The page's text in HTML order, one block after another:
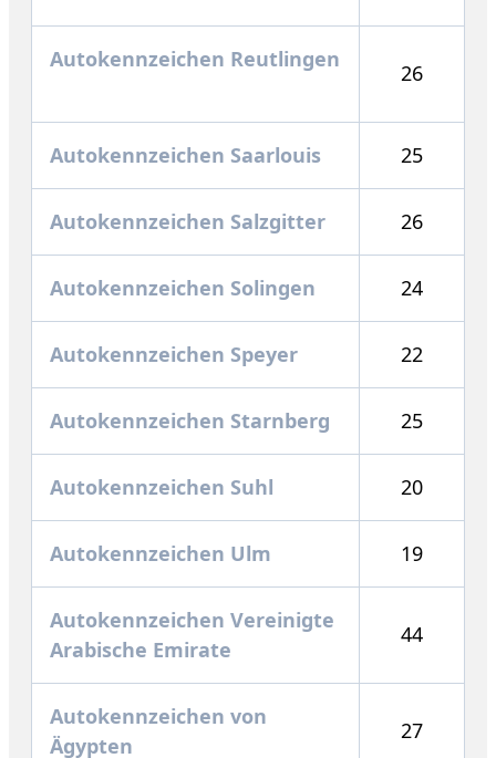
Autokennzeichen Reutlingen
26
Autokennzeichen Saarlouis 25
Autokennzeichen Salzgitter 26
Autokennzeichen Solingen 24
Autokennzeichen Speyer 22
Autokennzeichen Starnberg 25
Autokennzeichen Suhl 20
Autokennzeichen Ulm 19
Autokennzeichen Vereinigte
Arabische Emirate
44
Autokennzeichen von
Ägypten
27